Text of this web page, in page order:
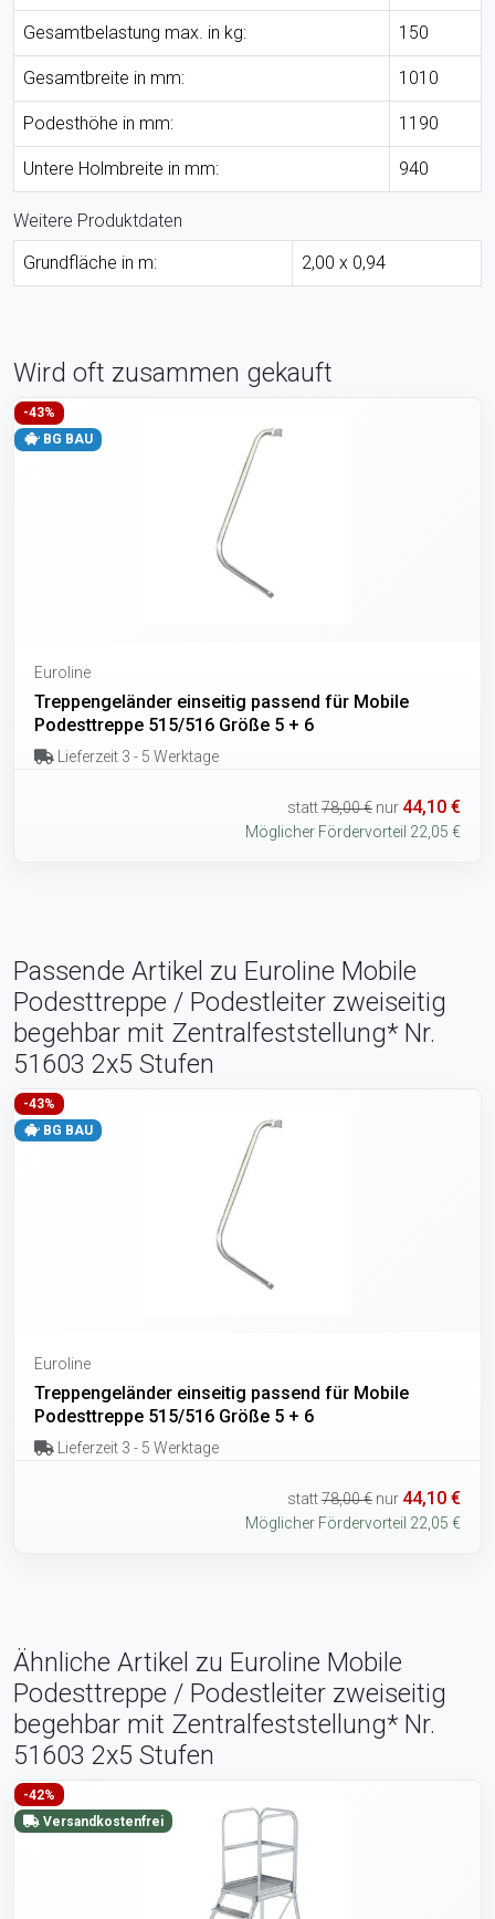
Gesamtbelastung max. in kg: 150
Gesamtbreite in mm: 1010
Podesthöhe in mm: 1190
Untere Holmbreite in mm: 940
Weitere Produktdaten
Grundfläche in m:
2,00 x 0,94
Wird oft zusammen gekauft
-43%
BG BAU
Euroline
Treppengeländer einseitig passend für Mobile
Podesttreppe 515/516 Größe 5 + 6
Lieferzeit 3 - 5 Werktage
statt78,00 € nur 44,10 €
Möglicher Fördervorteil 22,05 €
Passende Artikel zu Euroline Mobile
Podesttreppe / Podestleiter zweiseitig
begehbar mit Zentralfeststellung* Nr.
51603 2x5 Stufen
-43%
BG BAU
Euroline
Treppengeländer einseitig passend für Mobile
Podesttreppe 515/516 Größe 5 + 6
Lieferzeit 3 - 5 Werktage
statt78,00 € nur 44,10 €
Möglicher Fördervorteil 22,05 €
Ähnliche Artikel zu Euroline Mobile
Podesttreppe / Podestleiter zweiseitig
begehbar mit Zentralfeststellung* Nr.
51603 2x5 Stufen
-42%
Versandkostenfrei